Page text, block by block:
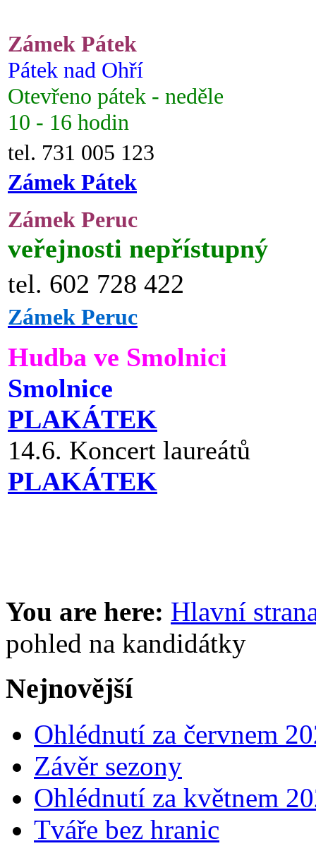
Zámek Pátek
Pátek nad Ohří
Otevřeno pátek - neděle
10 - 16 hodin
tel. 731 005 123
Zámek Pátek
Zámek Peruc
veřejnosti nepřístupný
tel. 602 728 422
Zámek Peruc
Hudba ve Smolnici
Smolnice
PLAKÁTEK
14.6. Koncert laureátů
PLAKÁTEK
You are here: Hlavní
pohled na kandidátky
Nejnovější
Ohlédnutí za červnem
Závěr sezony
Ohlédnutí za květnem
Tváře bez hranic